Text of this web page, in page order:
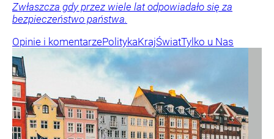
Zwłaszcza gdy przez wiele lat odpowiadało się za
bezpieczeństwo państwa.
Opinie i komentarzePolitykaKrajŚwiatTylko u Nas